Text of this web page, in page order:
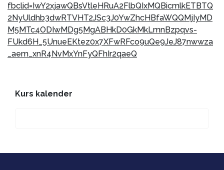
fbclid=IwY2xjawQBsVtleHRuA2FlbQIxMQBicmlkETBTQ
2NyUldhb3dwRTVHT2JSc3J0YwZhcHBfaWQQMjIyMD
M5MTc4ODIwMDg5MgABHkD0GkMkLmnBzpqvs-
FUkd6H_5UnueEKtez0x7XFwRFco9uQe9JeJ87nwwza
_aem_xnR4NvMxYnFyQFhIr2qaeQ
Kurs kalender